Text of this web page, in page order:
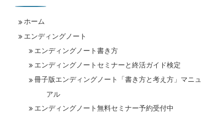
ホーム
エンディングノート
エンディングノート書き方
エンディングノートセミナーと終活ガイド検定
冊子版エンディングノート「書き方と考え方」マニュ
アル
エンディングノート無料セミナー予約受付中